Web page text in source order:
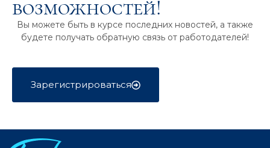
возможностей!
Вы можете быть в курсе последних новостей, а также
будете получать обратную связь от работодателей!
Зарегистрироваться